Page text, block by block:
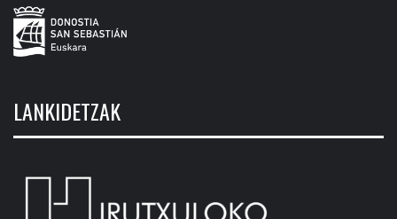
LANKIDETZAK